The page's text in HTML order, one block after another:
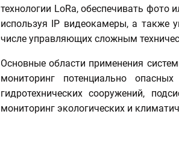
технологии LoRa, обеспечивать
используя IP видеокамеры, а также
числе управляющих сложным
Основные области применения
мониторинг потенциально
гидротехнических сооружений,
мониторинг экологических и